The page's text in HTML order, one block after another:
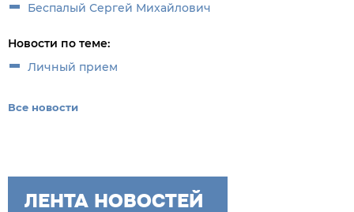
Беспалый Сергей Михайлович
Новости по теме:
Личный прием
Все новости
ЛЕНТА НОВОСТЕЙ